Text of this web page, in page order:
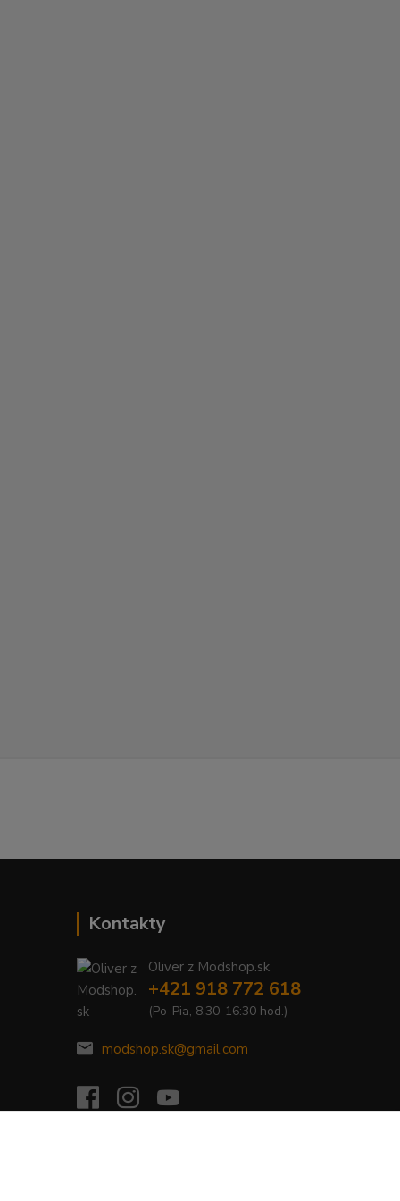
Kontakty
Oliver z Modshop.sk
+421 918 772 618
(Po-Pia, 8:30-16:30 hod.)
modshop.sk@gmail.com